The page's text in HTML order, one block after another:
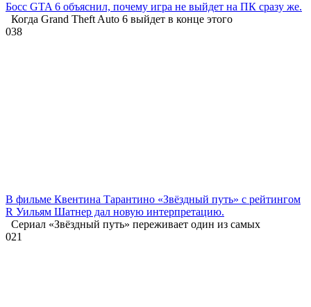
Босс GTA 6 объяснил, почему игра не выйдет на ПК сразу же.
Когда Grand Theft Auto 6 выйдет в конце этого
038
В фильме Квентина Тарантино «Звёздный путь» с рейтингом
R Уильям Шатнер дал новую интерпретацию.
Сериал «Звёздный путь» переживает один из самых
021